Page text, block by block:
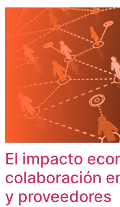
El impacto
colaboración
y proveedores